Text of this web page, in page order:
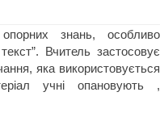
знань, особливо
Вчитель застосовує
яка використовується
учні опановують ,